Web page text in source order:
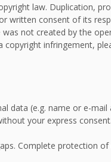
law. Duplication,
written consent of its
not created by the
infringement,
(e.g. name or e-
your express consent.
Complete protection